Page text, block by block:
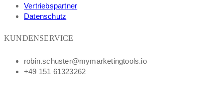
Vertriebspartner
Datenschutz
KUNDENSERVICE
robin.schuster@mymarketingtools.io
+49 151 61323262